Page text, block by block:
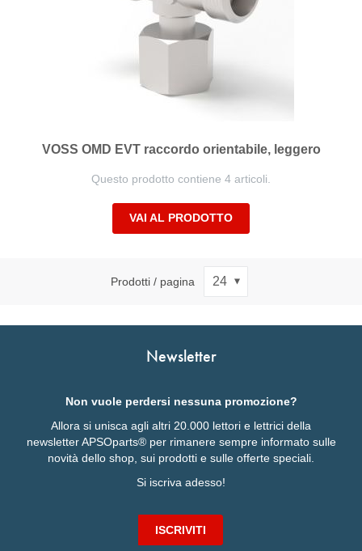
VOSS OMD EVT raccordo orientabile, leggero
Questo prodotto contiene 4 articoli.
VAI AL PRODOTTO
Prodotti / pagina
Newsletter
Non vuole perdersi nessuna promozione?
Allora si unisca agli altri 20.000 lettori e lettrici della
newsletter APSOparts® per rimanere sempre informato sulle
novità dello shop, sui prodotti e sulle offerte speciali.
Si iscriva adesso!
ISCRIVITI